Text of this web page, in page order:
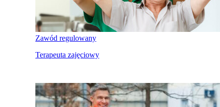
Zawód regulowany
Terapeuta zajęciowy